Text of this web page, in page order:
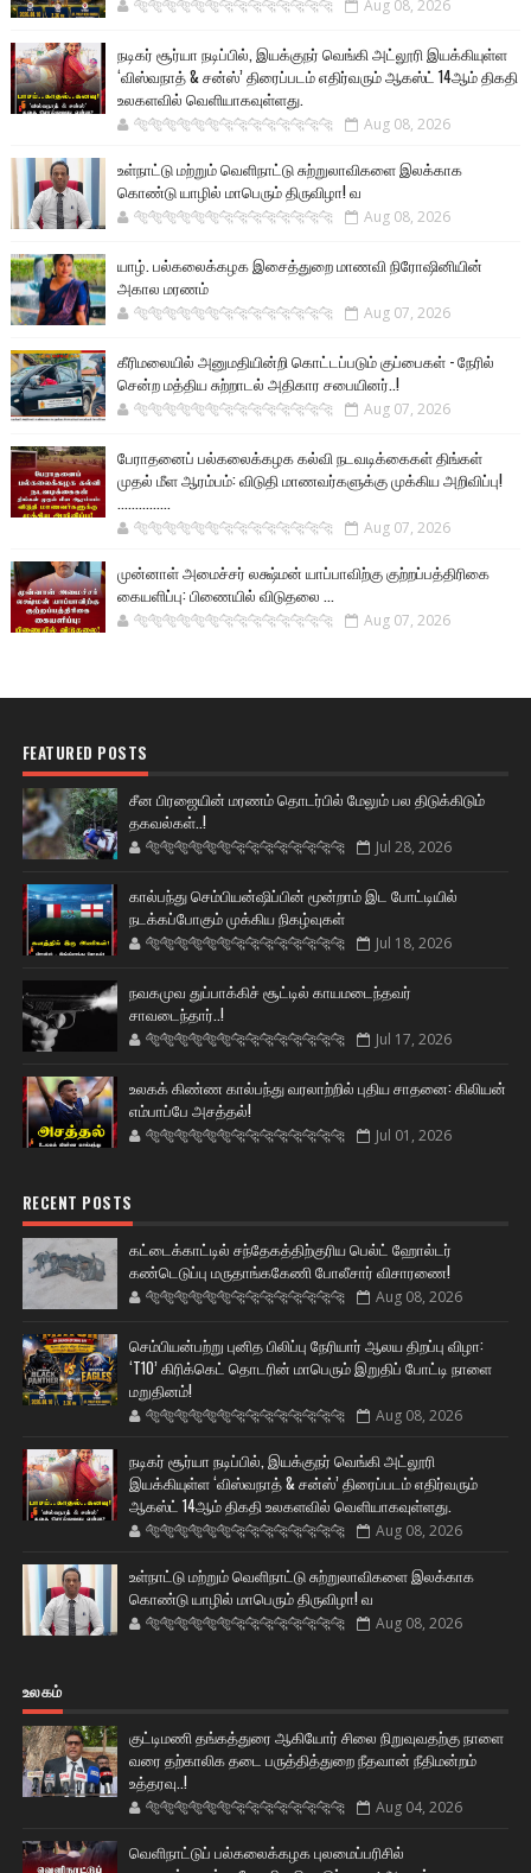
🐅🐅🐅🐅🐅🐅🐆🐆🐆🐆🐆🐆🐆🐆 Aug 08, 2026
நடிகர் சூர்யா நடிப்பில், இயக்குநர் வெங்கி அட்லூரி இயக்கியுள்ள
‘விஸ்வநாத் & சன்ஸ்’ திரைப்படம் எதிர்வரும் ஆகஸ்ட் 14ஆம் திகதி
உலகளவில் வெளியாகவுள்ளது.
🐅🐅🐅🐅🐅🐅🐆🐆🐆🐆🐆🐆🐆🐆 Aug 08, 2026
உள்நாட்டு மற்றும் வெளிநாட்டு சுற்றுலாவிகளை இலக்காக
கொண்டு யாழில் மாபெரும் திருவிழா! வ
🐅🐅🐅🐅🐅🐅🐆🐆🐆🐆🐆🐆🐆🐆 Aug 08, 2026
யாழ். பல்கலைக்கழக இசைத்துறை மாணவி நிரோஷினியின்
அகால மரணம்
🐅🐅🐅🐅🐅🐅🐆🐆🐆🐆🐆🐆🐆🐆 Aug 07, 2026
கீரிமலையில் அனுமதியின்றி கொட்டப்படும் குப்பைகள் - நேரில்
சென்ற மத்திய சுற்றாடல் அதிகார சபையினர்..!
🐅🐅🐅🐅🐅🐅🐆🐆🐆🐆🐆🐆🐆🐆 Aug 07, 2026
பேராதனைப் பல்கலைக்கழக கல்வி நடவடிக்கைகள் திங்கள்
முதல் மீள ஆரம்பம்: விடுதி மாணவர்களுக்கு முக்கிய அறிவிப்பு!
...............
🐅🐅🐅🐅🐅🐅🐆🐆🐆🐆🐆🐆🐆🐆 Aug 07, 2026
முன்னாள் அமைச்சர் லக்ஷ்மன் யாப்பாவிற்கு குற்றப்பத்திரிகை
கையளிப்பு: பிணையில் விடுதலை ...
🐅🐅🐅🐅🐅🐅🐆🐆🐆🐆🐆🐆🐆🐆 Aug 07, 2026
FEATURED POSTS
சீன பிரஜையின் மரணம் தொடர்பில் மேலும் பல திடுக்கிடும்
தகவல்கள்..!
🐅🐅🐅🐅🐅🐅🐆🐆🐆🐆🐆🐆🐆🐆 Jul 28, 2026
கால்பந்து செம்பியன்ஷிப்பின் மூன்றாம் இட போட்டியில்
நடக்கப்போகும் முக்கிய நிகழ்வுகள்
🐅🐅🐅🐅🐅🐅🐆🐆🐆🐆🐆🐆🐆🐆 Jul 18, 2026
நவகமுவ துப்பாக்கிச் சூட்டில் காயமடைந்தவர்
சாவடைந்தார்..!
🐅🐅🐅🐅🐅🐅🐆🐆🐆🐆🐆🐆🐆🐆 Jul 17, 2026
உலகக் கிண்ண கால்பந்து வரலாற்றில் புதிய சாதனை: கிலியன்
எம்பாப்பே அசத்தல்!
🐅🐅🐅🐅🐅🐅🐆🐆🐆🐆🐆🐆🐆🐆 Jul 01, 2026
RECENT POSTS
கட்டைக்காட்டில் சந்தேகத்திற்குரிய பெல்ட் ஹோல்டர்
கண்டெடுப்பு மருதாங்ககேணி போலீசார் விசாரணை!
🐅🐅🐅🐅🐅🐅🐆🐆🐆🐆🐆🐆🐆🐆 Aug 08, 2026
செம்பியன்பற்று புனித பிலிப்பு நேரியார் ஆலய திறப்பு விழா:
‘T10’ கிரிக்கெட் தொடரின் மாபெரும் இறுதிப் போட்டி நாளை
மறுதினம்!
🐅🐅🐅🐅🐅🐅🐆🐆🐆🐆🐆🐆🐆🐆 Aug 08, 2026
நடிகர் சூர்யா நடிப்பில், இயக்குநர் வெங்கி அட்லூரி
இயக்கியுள்ள ‘விஸ்வநாத் & சன்ஸ்’ திரைப்படம் எதிர்வரும்
ஆகஸ்ட் 14ஆம் திகதி உலகளவில் வெளியாகவுள்ளது.
🐅🐅🐅🐅🐅🐅🐆🐆🐆🐆🐆🐆🐆🐆 Aug 08, 2026
உள்நாட்டு மற்றும் வெளிநாட்டு சுற்றுலாவிகளை இலக்காக
கொண்டு யாழில் மாபெரும் திருவிழா! வ
🐅🐅🐅🐅🐅🐅🐆🐆🐆🐆🐆🐆🐆🐆 Aug 08, 2026
உலகம்
குட்டிமணி தங்கத்துரை ஆகியோர் சிலை நிறுவுவதற்கு நாளை
வரை தற்காலிக தடை பருத்தித்துறை நீதவான் நீதிமன்றம்
உத்தரவு..!
🐅🐅🐅🐅🐅🐅🐆🐆🐆🐆🐆🐆🐆🐆 Aug 04, 2026
வெளிநாட்டுப் பல்கலைக்கழக புலமைப்பரிசில்